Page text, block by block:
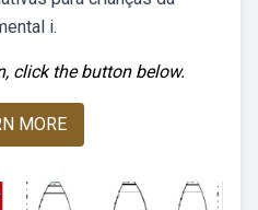
i.
click the button below.
MORE